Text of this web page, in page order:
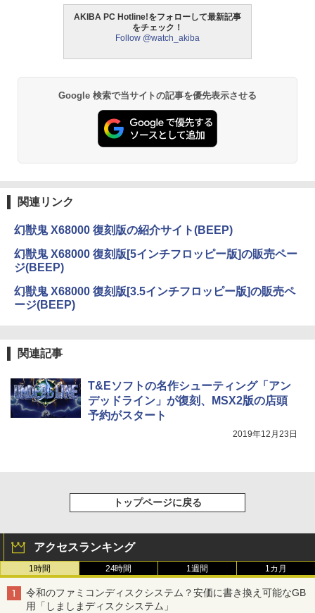
AKIBA PC Hotline!をフォローして最新記事
をチェック！
Follow @watch_akiba
Google 検索で当サイトの記事を優先表示させる
関連リンク
幻獣鬼 X68000 復刻版の紹介サイト(BEEP)
幻獣鬼 X68000 復刻版[5インチフロッピー版]の販売ペー
ジ(BEEP)
幻獣鬼 X68000 復刻版[3.5インチフロッピー版]の販売ペ
ージ(BEEP)
関連記事
T&Eソフトの名作シューティング「アン
デッドライン」が復刻、MSX2版の店頭
予約がスタート
2019年12月23日
トップページに戻る
アクセスランキング
1時間 24時間 1週間 1カ月
令和のファミコンディスクシステム？安価に書き換え可能なGB
用「しましまディスクシステム」